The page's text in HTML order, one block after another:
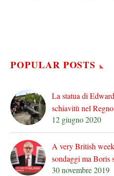
POPULAR POSTS
La statua di
schiavitù nel
12 giugno 2020
A very British
sondaggi ma Boris
30 novembre 2019